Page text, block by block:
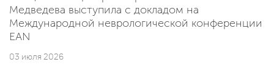
Медведева выступила с докладом на
Международной неврологической конференции
EAN
03 июля 2026